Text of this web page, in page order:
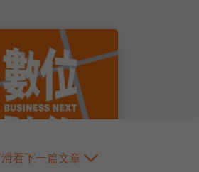
看下一篇文章